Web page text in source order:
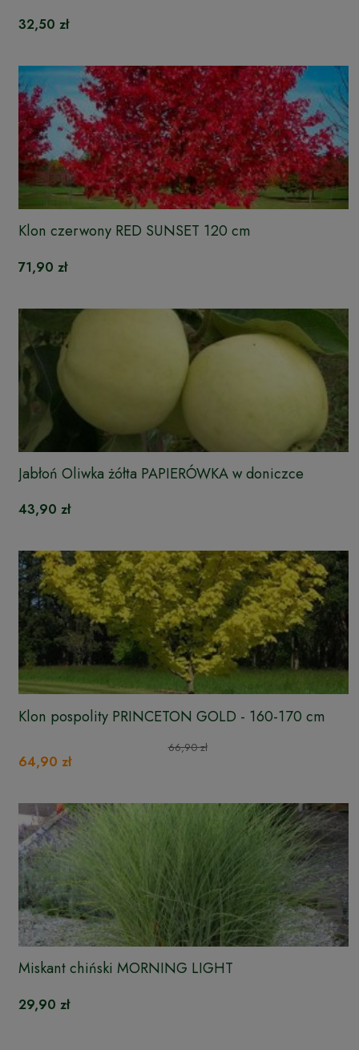
32,50 zł
Klon czerwony RED SUNSET 120 cm
71,90 zł
Jabłoń Oliwka żółta PAPIERÓWKA w doniczce
43,90 zł
Klon pospolity PRINCETON GOLD - 160-170 cm
66,90 zł
64,90 zł
Miskant chiński MORNING LIGHT
29,90 zł